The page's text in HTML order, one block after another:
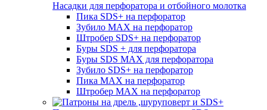
Насадки для перфоратора и отбойного молотка
Пика SDS+ на перфоратор
Зубило MAX на перфоратор
Штробер SDS+ на перфоратор
Буры SDS + для перфоратора
Буры SDS MAX для перфоратора
Зубило SDS+ на перфоратор
Пика MAX на перфоратор
Штробер MAX на перфоратор